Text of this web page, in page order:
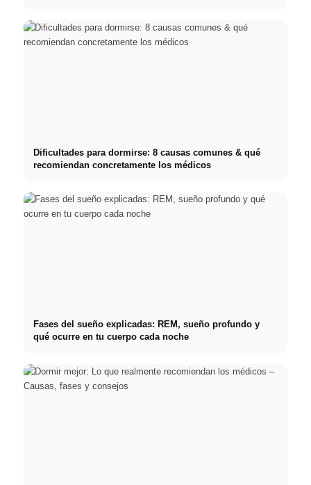
Dificultades para dormirse: 8 causas comunes & qué
recomiendan concretamente los médicos
Fases del sueño explicadas: REM, sueño profundo y
qué ocurre en tu cuerpo cada noche